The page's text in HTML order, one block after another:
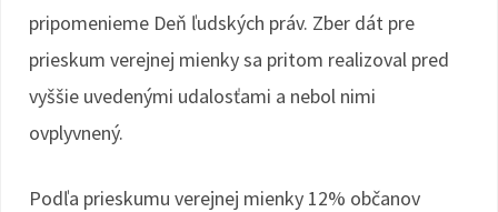
pripomenieme Deň ľudských práv. Zber dát pre
prieskum verejnej mienky sa pritom realizoval pred
vyššie uvedenými udalosťami a nebol nimi
ovplyvnený.
Podľa prieskumu verejnej mienky 12% občanov